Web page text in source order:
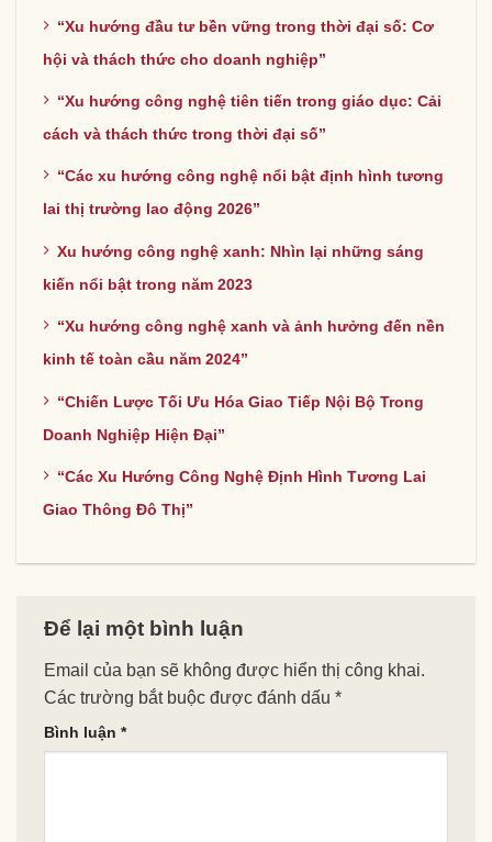
“Xu hướng đầu tư bền vững trong thời đại số: Cơ
hội và thách thức cho doanh nghiệp”
“Xu hướng công nghệ tiên tiến trong giáo dục: Cải
cách và thách thức trong thời đại số”
“Các xu hướng công nghệ nổi bật định hình tương
lai thị trường lao động 2026”
Xu hướng công nghệ xanh: Nhìn lại những sáng
kiến nổi bật trong năm 2023
“Xu hướng công nghệ xanh và ảnh hưởng đến nền
kinh tế toàn cầu năm 2024”
“Chiến Lược Tối Ưu Hóa Giao Tiếp Nội Bộ Trong
Doanh Nghiệp Hiện Đại”
“Các Xu Hướng Công Nghệ Định Hình Tương Lai
Giao Thông Đô Thị”
Để lại một bình luận
Email của bạn sẽ không được hiển thị công khai.
Các trường bắt buộc được đánh dấu *
Bình luận *